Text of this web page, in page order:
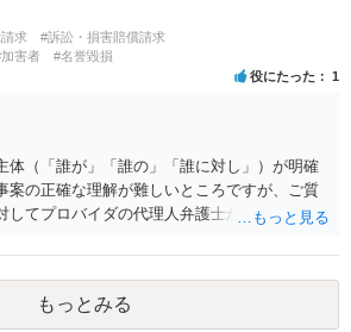
にすることは事案の特定に繋がってしまうの
た方がよいです。
求
#訴訟・損害賠償請求
害者 #名誉毀損
役にたった 1
体（「誰が」「誰の」「誰に対し」）が明確
案の正確な理解が難しいところですが、ご質
してプロバイダの代理人弁護士から発信者情
所が開示され、開示請求者（の代理人弁護
証明郵便を送ったり訴訟の提起がなされたり
思われます。この場合は、開示請求者（とあ
もっとみる